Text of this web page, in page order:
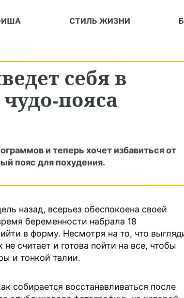
СТИЛЬ ЖИЗНИ
себя в
пояса
и теперь хочет избавиться от
пояс для похудения.
назад, всерьез обеспокоена своей
беременности набрала 18
в форму. Несмотря на то, что
считает и готова пойти на все, чтобы
и тонкой талии.
собирается восстанавливаться после